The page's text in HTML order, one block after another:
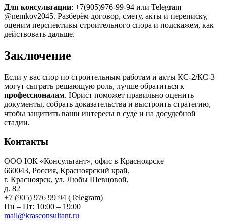
Для консультации: +7(905)976-99-94 или Telegram
@nemkov2045. Разберём договор, смету, акты и переписку,
оценим перспективы строительного спора и подскажем, как
действовать дальше.
Заключение
Если у вас спор по строительным работам и акты КС-2/КС-3
могут сыграть решающую роль, лучше обратиться к
профессионалам. Юрист поможет правильно оценить
документы, собрать доказательства и выстроить стратегию,
чтобы защитить ваши интересы в суде и на досудебной
стадии.
Контакты
ООО ЮК «Консультант», офис в Красноярске
660043, Россия, Красноярский край,
г. Красноярск, ул. Любы Шевцовой,
д. 82
+7 (905) 976 99 94 (Telegram)
Пн – Пт: 10:00 – 19:00
mail@krasconsultant.ru